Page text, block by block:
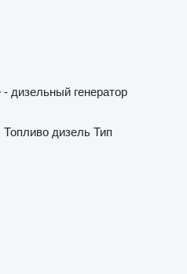
дизельный генератор
Топливо дизель Тип